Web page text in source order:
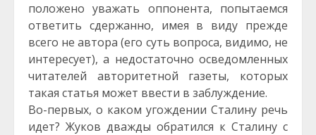
положено уважать оппонента, попытаемся
ответить сдержанно, имея в виду прежде
всего не автора (его суть вопроса, видимо, не
интересует), а недостаточно осведомленных
читателей авторитетной газеты, которых
такая статья может ввести в заблуждение.
Во-первых, о каком угождении Сталину речь
идет? Жуков дважды обратился к Сталину с